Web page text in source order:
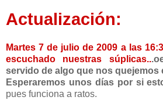
Actualización:
Martes 7 de julio de 2009 a las
escuchado nuestras súplicas..
servido de algo que nos quejemos
Esperaremos unos días por si
pues funciona a ratos.